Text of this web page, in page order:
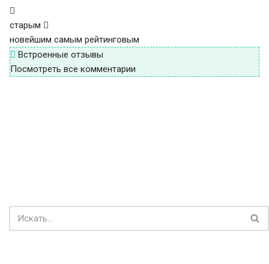
старым
новейшим самым рейтинговым
Встроенные отзывы
Посмотреть все комментарии